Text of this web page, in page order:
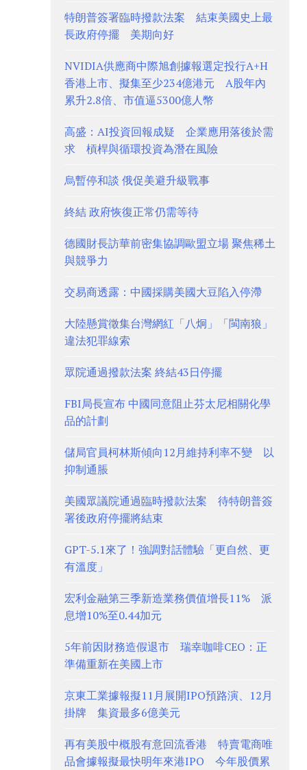
特朗普簽署臨時撥款法案 結束美國史上最
長政府停擺 美期向好
NVIDIA供應商中際旭創據報選定投行A+H
香港上市、擬集至少234億港元 A股年內
累升2.8倍、市值逼5300億人幣
高盛：AI投資回報成疑 企業應用落後於需
求 槓桿與循環投資為潛在風險
烏暫停和談 俄促美避升級戰事
終結 政府恢復正常仍需等待
德國財長訪華前密集協調歐盟立場 聚焦稀土
與競爭力
交易商透露：中國採購美國大豆陷入停滯
大陸懸賞徵集台灣網紅「八炯」「閩南狼」
違法犯罪線索
眾院通過撥款法案 終結43日停擺
FBI局長宣布 中國同意阻止芬太尼相關化學
品的計劃
儲局官員柯林斯傾向12月維持利率不變 以
抑制通脹
美國眾議院通過臨時撥款法案 待特朗普簽
署後政府停擺將結束
GPT-5.1來了！強調對話體驗「更自然、更
有溫度」
宏利金融第三季新造業務價值增長11% 派
息增10%至0.44加元
5年前因財務造假退市 瑞幸咖啡CEO：正
準備重新在美國上市
京東工業據報擬11月展開IPO預路演、12月
掛牌 集資最多6億美元
再有美股中概股有意回流香港 特賣電商唯
品會據報擬最快明年來港IPO 今年股價累